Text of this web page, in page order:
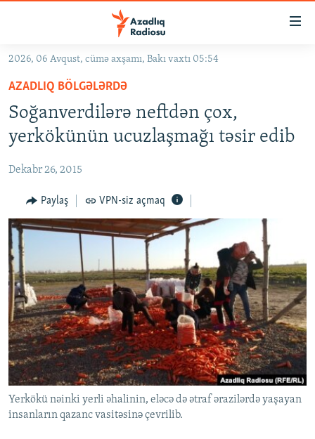
Əsas
qayıt
Əsas
naviqasiyaya
qayıt
Axtarışa
KORRUPSIOMETR
FƏRQƏ BAX
QANUNI DOĞRU
ARAŞDIRMA
MULTIMEDIA
VIDEO
FOTOQALEREYA
İNFOQRAFIKA
KARIKATURA
RADIO ARXIV
OXU ZALI
AZƏRBAYCAN ƏDƏBIYYATI KITABXANASI
İSLAM VƏ DEMOKRATIYA
İZ - MƏDƏNIYYƏT PROQRAMI
HAQQIMIZDA
MISSIYAMIZ
PEŞƏ ETIKASI VƏ JURNALISTIKA STANDARTLARIMIZ
MATERIALLARIMIZDAN ISTIFADƏ
AZADLIQRADIOSU MOBIL TELEFONUNUZDA
BIZI IZLƏ
RFE/RL-in bütün saytları
2026, 06 Avqust, cümə axşamı, Bakı vaxtı 05:54
AZADLIQ BÖLGƏLƏRDƏ
Soğanverdilərə neftdən çox,
yerkökünün ucuzlaşmağı təsir edib
Dekabr 26, 2015
Paylaş VPN-siz açmaq
Yerkökü nəinki yerli əhalinin, eləcə də ətraf ərazilərdə yaşayan
insanların qazanc vasitəsinə çevrilib.